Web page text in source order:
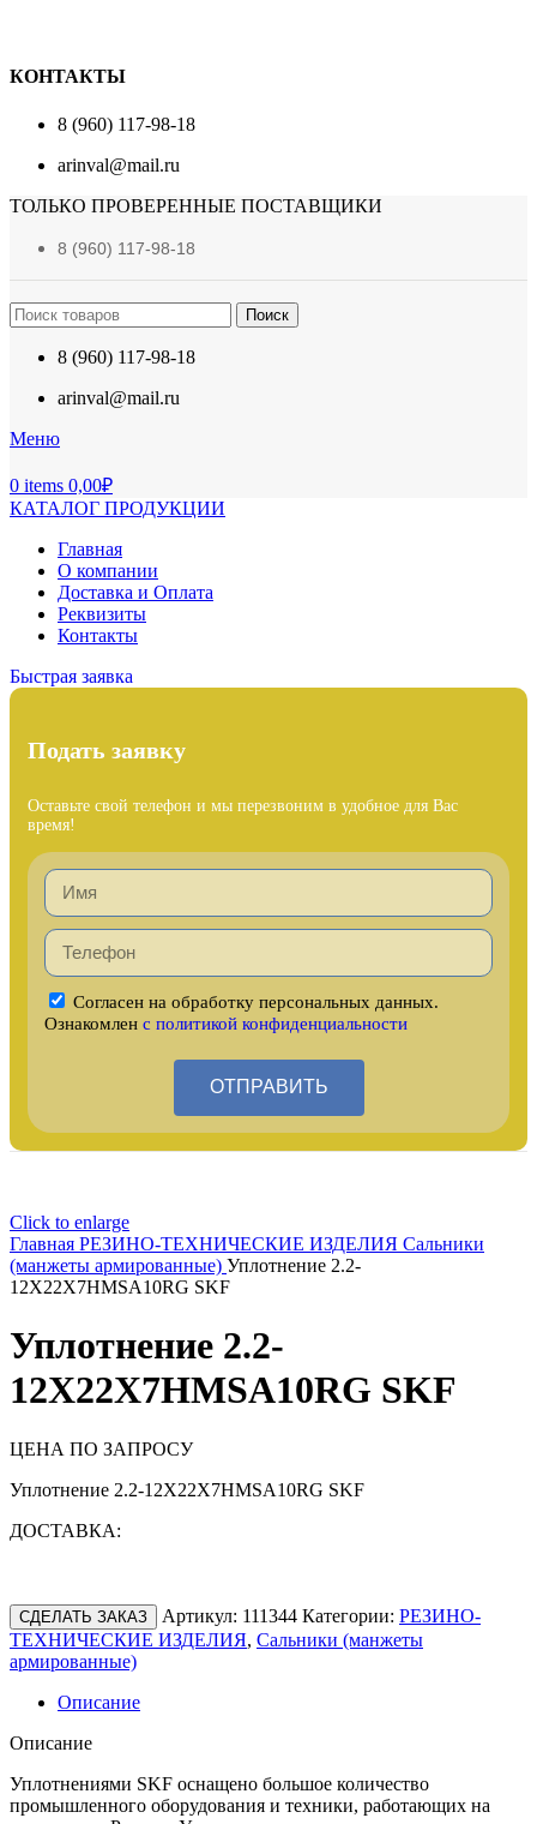
КОНТАКТЫ
8 (960) 117-98-18
arinval@mail.ru
ТОЛЬКО ПРОВЕРЕННЫЕ ПОСТАВЩИКИ
8 (960) 117-98-18
Поиск
8 (960) 117-98-18
arinval@mail.ru
Меню
0 items 0,00₽
КАТАЛОГ ПРОДУКЦИИ
Главная
О компании
Доставка и Оплата
Реквизиты
Контакты
Быстрая заявка
Подать заявку
Оставьте свой телефон и мы перезвоним в удобное для Вас
время!
Согласен на обработку персональных данных.
Ознакомлен с политикой конфиденциальности
ОТПРАВИТЬ
Click to enlarge
Главная РЕЗИНО-ТЕХНИЧЕСКИЕ ИЗДЕЛИЯ Сальники
(манжеты армированные) Уплотнение 2.2-
12X22X7HMSA10RG SKF
Уплотнение 2.2-
12X22X7HMSA10RG SKF
ЦЕНА ПО ЗАПРОСУ
Уплотнение 2.2-12X22X7HMSA10RG SKF
ДОСТАВКА:
СДЕЛАТЬ ЗАКАЗ Артикул: 111344 Категории: РЕЗИНО-
ТЕХНИЧЕСКИЕ ИЗДЕЛИЯ, Сальники (манжеты
армированные)
Описание
Описание
Уплотнениями SKF оснащено большое количество
промышленного оборудования и техники, работающих на